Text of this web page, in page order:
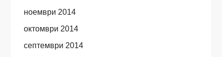
ноември 2014
октомври 2014
септември 2014